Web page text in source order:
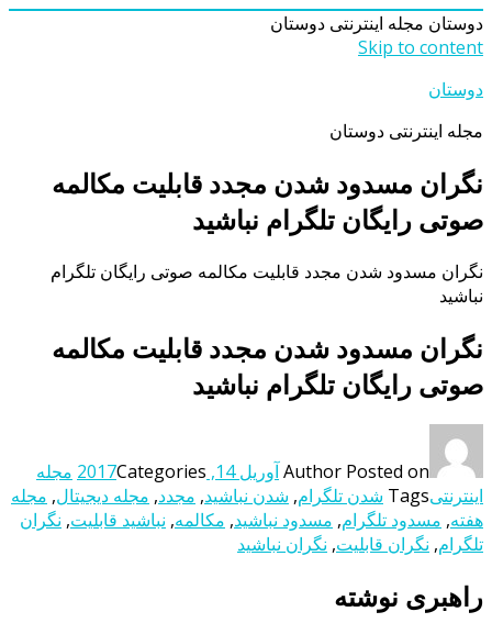
دوستان مجله اینترنتی دوستان
Skip to content
دوستان
مجله اینترنتی دوستان
نگران مسدود شدن مجدد قابلیت مکالمه
صوتی رایگان تلگرام نباشید
نگران مسدود شدن مجدد قابلیت مکالمه صوتی رایگان تلگرام
نباشید
نگران مسدود شدن مجدد قابلیت مکالمه
صوتی رایگان تلگرام نباشید
Author Posted on آوریل 14, 2017 Categories
مجله
اینترنتیTags شدن تلگرام, شدن نباشید, مجدد, مجله دیجیتال, مجله
هفته, مسدود تلگرام, مسدود نباشید, مکالمه, نباشید قابلیت, نگران
تلگرام, نگران قابلیت, نگران نباشید
راهبری نوشته